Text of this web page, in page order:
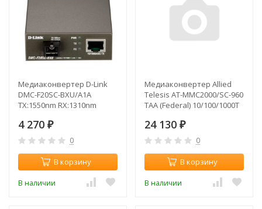
Медиаконвертер D-Link
DMC-F20SC-BXU/A1A
TX:1550nm RX:1310nm
4 270 ₽
0
В корзину
В наличии
Медиаконвертер Allied
Telesis AT-MMC2000/SC-960
TAA (Federal) 10/100/1000T
Rate Converter Multi-region
PSU
24 130 ₽
0
В корзину
В наличии